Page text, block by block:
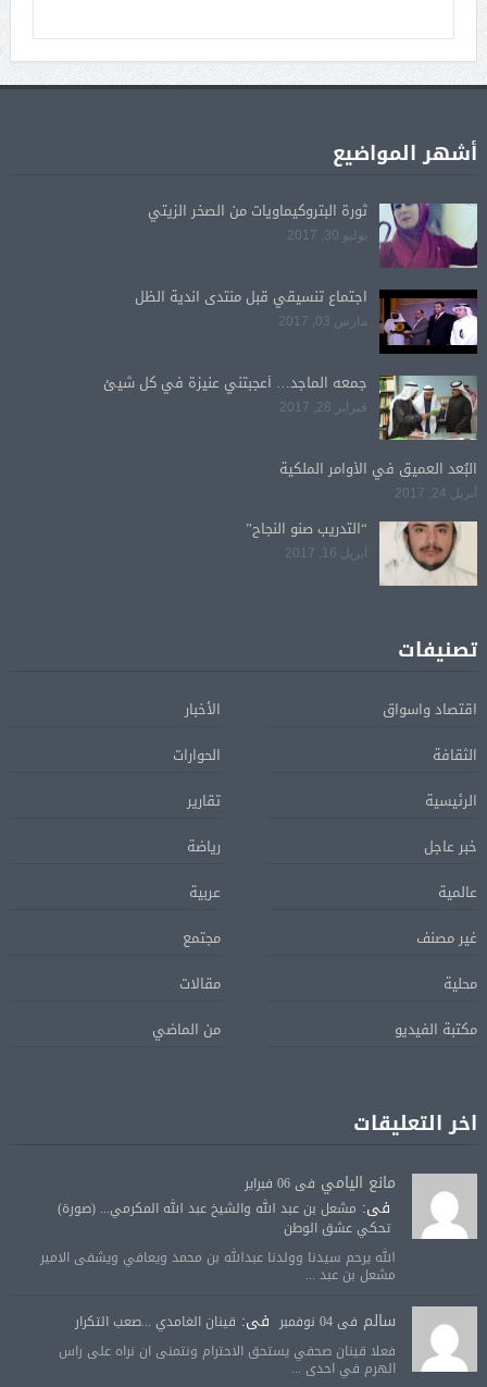
أشهر المواضيع
ثورة البتروكيماويات من الصخر الزيتي
يوليو 30, 2017
اجتماع تنسيقي قبل منتدى اندية الظل
مارس 03, 2017
جمعه الماجد… أعجبتني عنيزة في كل شيئ
فبراير 28, 2017
البُعد العميق في الأوامر الملكية
أبريل 24, 2017
“التدريب صنو النجاح”
أبريل 16, 2017
تصنيفات
اقتصاد واسواق
الأخبار
الثقافة
الحوارات
الرئيسية
تقارير
خبر عاجل
رياضة
عالمية
عربية
غير مصنف
مجتمع
محلية
مقالات
مكتبة الفيديو
من الماضي
اخر التعليقات
مانع اليامي فى 06 فبراير
فى: مشعل بن عبد الله والشيخ عبد الله المكرمي... (صورة)
تحكي عشق الوطن
الله يرحم سيدنا وولدنا عبدالله بن محمد ويعافي ويشفى الامير
مشعل بن عبد ...
سالم فى 04 نوفمبر فى: قينان الغامدي ...صعب التكرار
فعلا قينان صحفي يستحق الاحترام ونتمنى ان نراه على راس
الهرم في احدى ...